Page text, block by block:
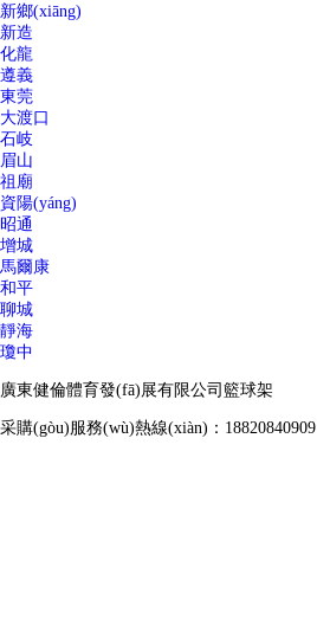
新鄉(xiāng)
新造
化龍
遵義
東莞
大渡口
石岐
眉山
祖廟
資陽(yáng)
昭通
增城
馬爾康
和平
聊城
靜海
瓊中
廣東健倫體育發(fā)展有限公司籃球架
采購(gòu)服務(wù)熱線(xiàn)：18820840909